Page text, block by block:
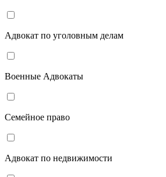
Адвокат по уголовным делам
Военные Адвокаты
Семейное право
Адвокат по недвижимости